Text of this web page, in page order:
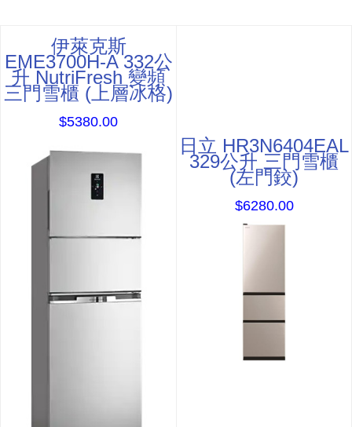
伊萊克斯
EME3700H-A 332公
升 NutriFresh 變頻
三門雪櫃 (上層冰格)
$5380.00
日立 HR3N6404EAL
329公升 三門雪櫃
(左門鉸)
$6280.00